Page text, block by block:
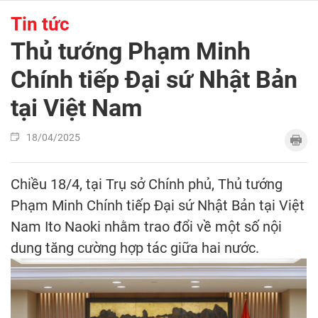
Tin tức
Thủ tướng Phạm Minh
Chính tiếp Đại sứ Nhật Bản
tại Việt Nam
18/04/2025
Chiều 18/4, tại Trụ sở Chính phủ, Thủ tướng
Phạm Minh Chính tiếp Đại sứ Nhật Bản tại Việt
Nam Ito Naoki nhằm trao đổi về một số nội
dung tăng cường hợp tác giữa hai nước.